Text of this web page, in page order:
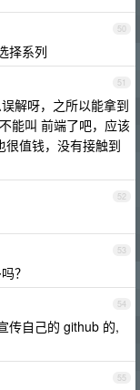
50
择系列
51
解呀，之所以能拿到
能叫 前端了吧，应该
很值钱，没有接触到
52
53
？
54
传自己的 github 的,
55